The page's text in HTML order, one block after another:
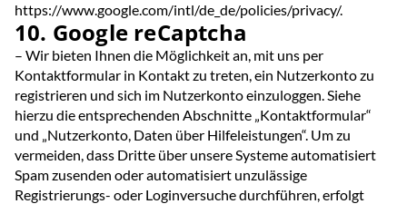
https://www.google.com/intl/de_de/policies/privacy/.
10. Google reCaptcha
– Wir bieten Ihnen die Möglichkeit an, mit uns per
Kontaktformular in Kontakt zu treten, ein Nutzerkonto zu
registrieren und sich im Nutzerkonto einzuloggen. Siehe
hierzu die entsprechenden Abschnitte „Kontaktformular“
und „Nutzerkonto, Daten über Hilfeleistungen“. Um zu
vermeiden, dass Dritte über unsere Systeme automatisiert
Spam zusenden oder automatisiert unzulässige
Registrierungs- oder Loginversuche durchführen, erfolgt